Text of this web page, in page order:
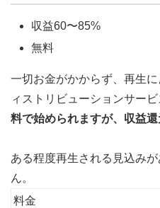
収益60〜85%
無料
一切お金がかからず、再生
ィストリビューションサー
料で始められますが、収益還
ある程度再生される見込み
ん。
料金